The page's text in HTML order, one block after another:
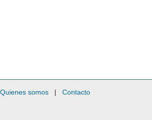
Quienes somos | Contacto